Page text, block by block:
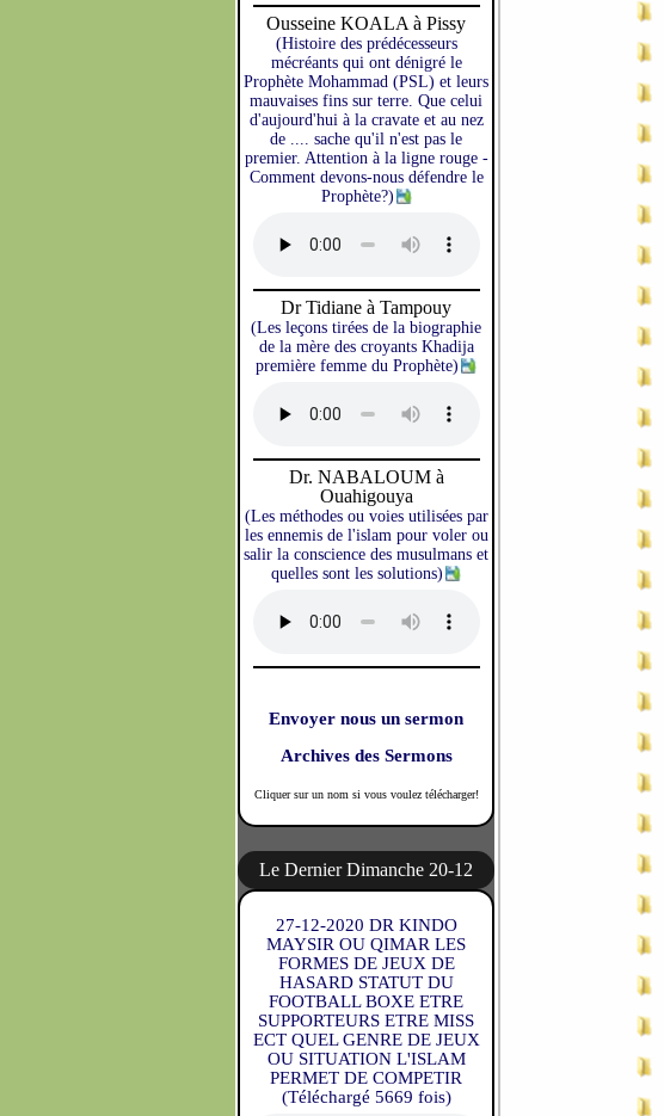
Ousseine KOALA à Pissy
(Histoire des prédécesseurs
mécréants qui ont dénigré le
Prophète Mohammad (PSL) et leurs
mauvaises fins sur terre. Que celui
d'aujourd'hui à la cravate et au nez
de .... sache qu'il n'est pas le
premier. Attention à la ligne rouge -
Comment devons-nous défendre le
Prophète?)
Dr Tidiane à Tampouy
(Les leçons tirées de la biographie
de la mère des croyants Khadija
première femme du Prophète)
Dr. NABALOUM à
Ouahigouya
(Les méthodes ou voies utilisées par
les ennemis de l'islam pour voler ou
salir la conscience des musulmans et
quelles sont les solutions)
Envoyer nous un sermon
Archives des Sermons
Cliquer sur un nom si vous voulez télécharger!
Le Dernier Dimanche 20-12
27-12-2020 DR KINDO
MAYSIR OU QIMAR LES
FORMES DE JEUX DE
HASARD STATUT DU
FOOTBALL BOXE ETRE
SUPPORTEURS ETRE MISS
ECT QUEL GENRE DE JEUX
OU SITUATION L'ISLAM
PERMET DE COMPETIR
(Téléchargé 5669 fois)